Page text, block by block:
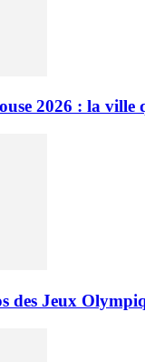
2026 : la ville
des Jeux